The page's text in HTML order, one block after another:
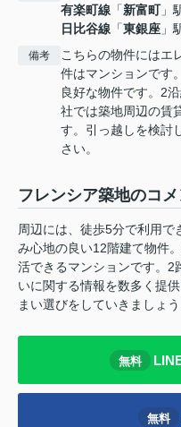
有楽町線 「新富町」
日比谷線 「東銀座 」
備考
こちらの物件にはエ
件はマンションです
良好な物件です。2
社では築地周辺の賃
す。引っ越しを検討
さい。
フレンシア築地のコ
周辺には、徒歩5分で利用で
み心地の良い12階建て物件
活できるマンションです。2
いに関する情報を数多く提
まい選びをしていきましょ
無料
無料